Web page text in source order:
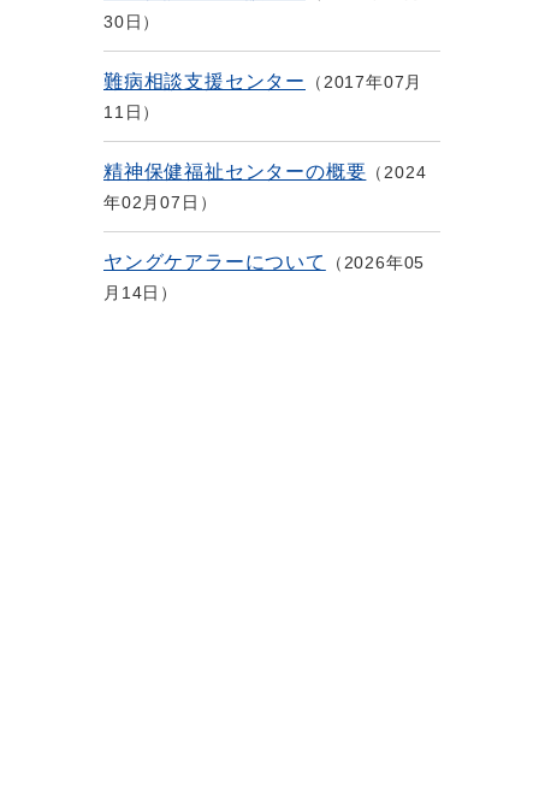
30日
難病相談支援センター
2017年07月
11日
精神保健福祉センターの概要
2024
年02月07日
ヤングケアラーについて
2026年05
月14日